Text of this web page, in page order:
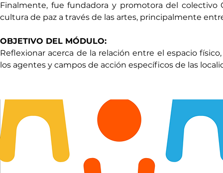
Finalmente, fue fundadora y promotora del colectivo
cultura de paz a través de las artes, principalmente
OBJETIVO DEL MÓDULO:
Reflexionar acerca de la relación entre el espacio
los agentes y campos de acción específicos de las